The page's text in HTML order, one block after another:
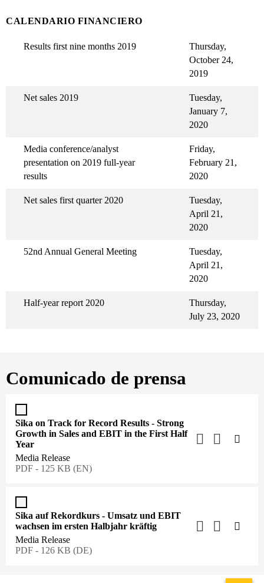
CALENDARIO FINANCIERO
Results first nine months 2019
Thursday,
October 24,
2019
Net sales 2019
Tuesday,
January 7,
2020
Media conference/analyst
presentation on 2019 full-year
results
Friday,
February 21,
2020
Net sales first quarter 2020
Tuesday,
April 21,
2020
52nd Annual General Meeting
Tuesday,
April 21,
2020
Half-year report 2020
Thursday,
July 23, 2020
Comunicado de prensa
Sika on Track for Record Results - Strong
Growth in Sales and EBIT in the First Half
Year
Media Release
PDF - 125 KB (EN)
Sika auf Rekordkurs - Umsatz und EBIT
wachsen im ersten Halbjahr kräftig
Media Release
PDF - 126 KB (DE)